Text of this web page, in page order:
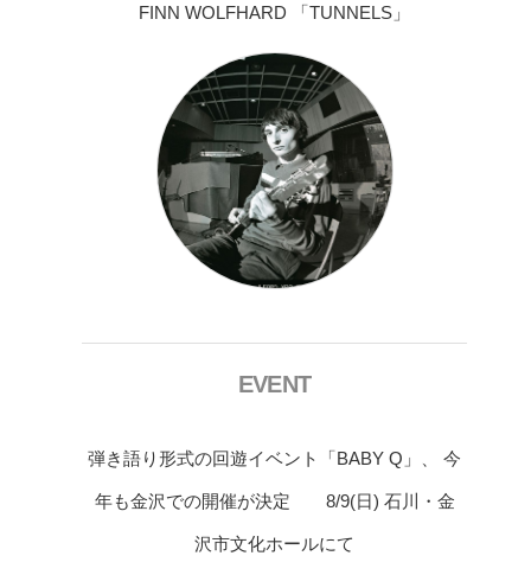
FINN WOLFHARD 「TUNNELS」
EVENT
弾き語り形式の回遊イベント「BABY Q」、 今
年も金沢での開催が決定 8/9(日) 石川・金
沢市文化ホールにて